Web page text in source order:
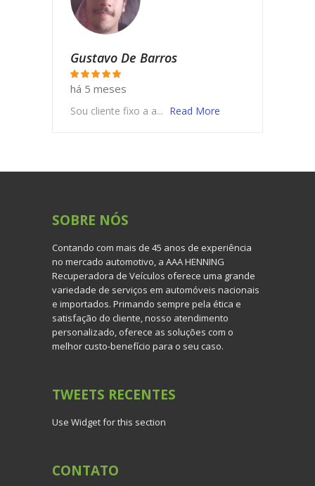
Gustavo De Barros
há 5 meses
Sou cliente fixo a a... Read More
SOBRE NÓS
Contando com mais de 45 anos de experiência
no mercado automotivo, a AAA HENNING
Recuperadora de Veículos oferece uma grande
variedade de serviços em automóveis nacionais
e importados. Primando sempre pela ética e
satisfação do cliente, nosso atendimento
personalizado, oferece as soluções com o
melhor custo-benefício para o seu caso.
TWEETS RECENTES
Use Widget for this section
CONTATO